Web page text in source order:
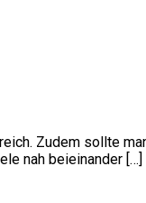
Zudem sollte
nah beieinander […]